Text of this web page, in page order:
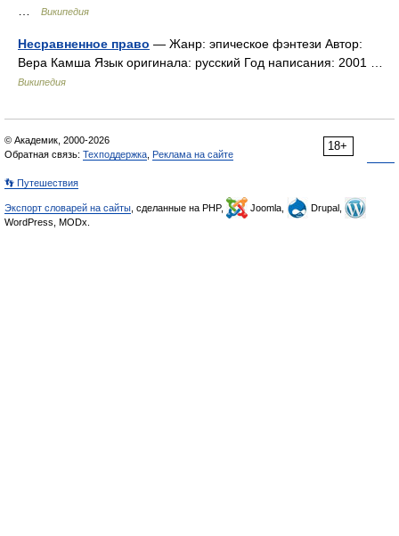
Википедия
Несравненное право — Жанр: эпическое фэнтези Автор:
Вера Камша Язык оригинала: русский Год написания: 2001 …
Википедия
18+
© Академик, 2000-2026
Обратная связь: Техподдержка Реклама на сайте
👣 Путешествия
Экспорт словарей на сайты , сделанные на PHP, Joomla,
Drupal,
WordPress, MODx.